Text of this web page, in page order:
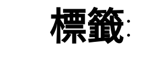
標籤: